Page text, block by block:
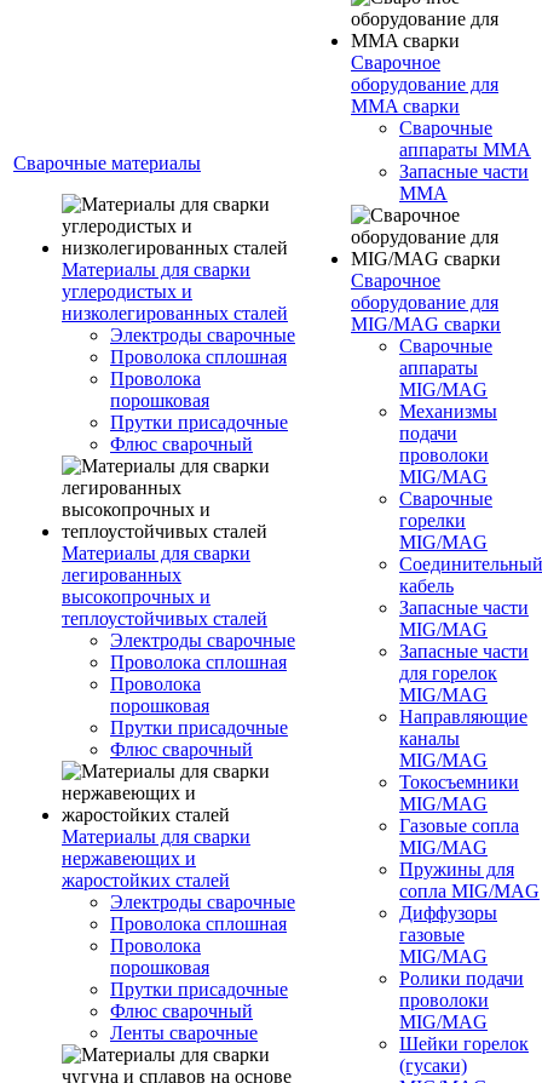
Сварочные материалы
Материалы для сварки
углеродистых и
низколегированных сталей
Электроды сварочные
Проволока сплошная
Проволока
порошковая
Прутки присадочные
Флюс сварочный
Материалы для сварки
легированных
высокопрочных и
теплоустойчивых сталей
Электроды сварочные
Проволока сплошная
Проволока
порошковая
Прутки присадочные
Флюс сварочный
Материалы для сварки
нержавеющих и
жаростойких сталей
Электроды сварочные
Проволока сплошная
Проволока
порошковая
Прутки присадочные
Флюс сварочный
Ленты сварочные
Сварочное
оборудование для
MMA сварки
Сварочные
аппараты MMA
Запасные части
MMA
Сварочное
оборудование для
MIG/MAG сварки
Сварочные
аппараты
MIG/MAG
Механизмы
подачи
проволоки
MIG/MAG
Сварочные
горелки
MIG/MAG
Соединительный
кабель
Запасные части
MIG/MAG
Запасные части
для горелок
MIG/MAG
Направляющие
каналы
MIG/MAG
Токосъемники
MIG/MAG
Газовые сопла
MIG/MAG
Пружины для
сопла MIG/MAG
Диффузоры
газовые
MIG/MAG
Ролики подачи
проволоки
MIG/MAG
Шейки горелок
(гусаки)